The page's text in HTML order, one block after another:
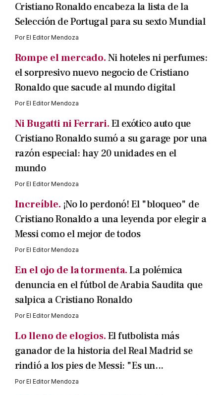
Cristiano Ronaldo encabeza la lista de la
Selección de Portugal para su sexto Mundial
PorEl Editor Mendoza
Rompe el mercado.Ni hoteles ni perfumes:
el sorpresivo nuevo negocio de Cristiano
Ronaldo que sacude al mundo digital
PorEl Editor Mendoza
Ni Bugatti ni Ferrari.El exótico auto que
Cristiano Ronaldo sumó a su garage por una
razón especial: hay 20 unidades en el
mundo
PorEl Editor Mendoza
Increíble. ¡No lo perdonó! El "bloqueo" de
Cristiano Ronaldo a una leyenda por elegir a
Messi como el mejor de todos
PorEl Editor Mendoza
En el ojo de la tormenta.La polémica
denuncia en el fútbol de Arabia Saudita que
salpica a Cristiano Ronaldo
PorEl Editor Mendoza
Lo lleno de elogios.El futbolista más
ganador de la historia del Real Madrid se
rindió a los pies de Messi: "Es un...
PorEl Editor Mendoza